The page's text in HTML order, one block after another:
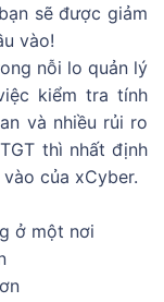
sẽ được giảm
vào!
nỗi lo quản lý
kiểm tra tính
và nhiều rủi ro
thì nhất định
của xCyber.
ở một nơi